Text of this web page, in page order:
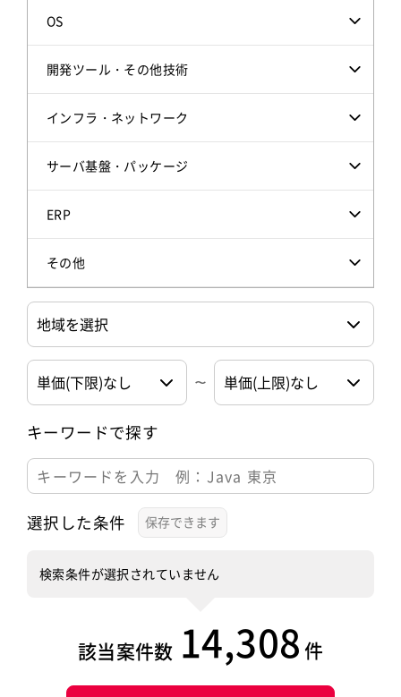
OS
開発ツール・その他技術
インフラ・ネットワーク
サーバ基盤・パッケージ
ERP
その他
キーワードで探す
選択した条件
検索条件が選択されていません
該当案件数 14,308 件